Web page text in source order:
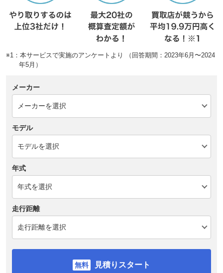
※1：本サービスで実施のアンケートより （回答期間：2023年6月〜2024
年5月）
メーカー
モデル
年式
走行距離
見積りスタート